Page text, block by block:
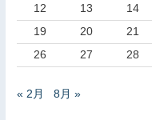
12
13 14
19
20 21
26
27 28
« 2月 8月 »